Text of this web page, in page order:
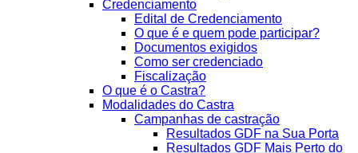
Credenciamento
Edital de Credenciamento
O que é e quem pode participar?
Documentos exigidos
Como ser credenciado
Fiscalização
O que é o Castra?
Modalidades do Castra
Campanhas de castração
Resultados GDF na Sua Porta
Resultados GDF Mais Perto do